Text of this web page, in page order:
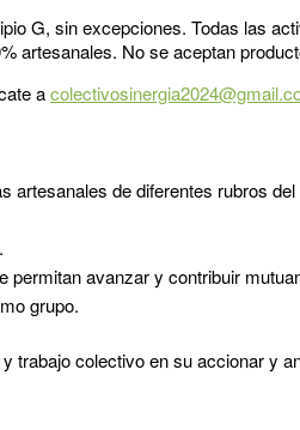
G, sin excepciones. Todas las
artesanales. No se aceptan
a
artesanales de diferentes rubros
permitan avanzar y contribuir
grupo.
trabajo colectivo en su accionar y